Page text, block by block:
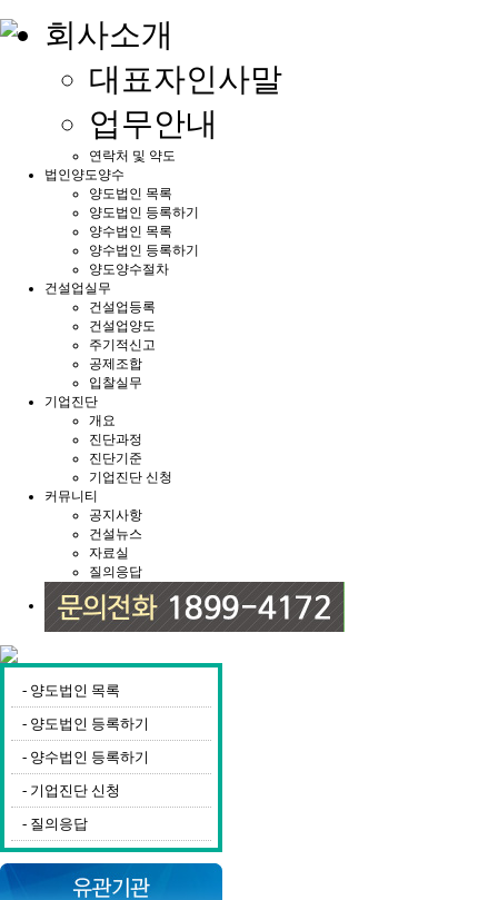
회사소개
대표자인사말
업무안내
연락처 및 약도
법인양도양수
양도법인 목록
양도법인 등록하기
양수법인 목록
양수법인 등록하기
양도양수절차
건설업실무
건설업등록
건설업양도
주기적신고
공제조합
입찰실무
기업진단
개요
진단과정
진단기준
기업진단 신청
커뮤니티
공지사항
건설뉴스
자료실
질의응답
- 양도법인 목록
- 양도법인 등록하기
- 양수법인 등록하기
- 기업진단 신청
- 질의응답